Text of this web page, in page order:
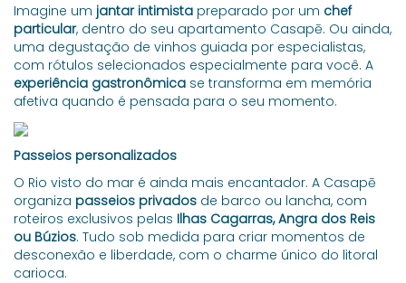
Imagine um jantar intimista preparado por um chef
particular, dentro do seu apartamento Casapē. Ou ainda,
uma degustação de vinhos guiada por especialistas,
com rótulos selecionados especialmente para você. A
experiência gastronômica se transforma em memória
afetiva quando é pensada para o seu momento.
Passeios personalizados
O Rio visto do mar é ainda mais encantador. A Casapē
organiza passeios privados de barco ou lancha, com
roteiros exclusivos pelas Ilhas Cagarras, Angra dos Reis
ou Búzios. Tudo sob medida para criar momentos de
desconexão e liberdade, com o charme único do litoral
carioca.